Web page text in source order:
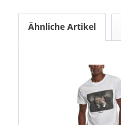
Ähnliche Artikel